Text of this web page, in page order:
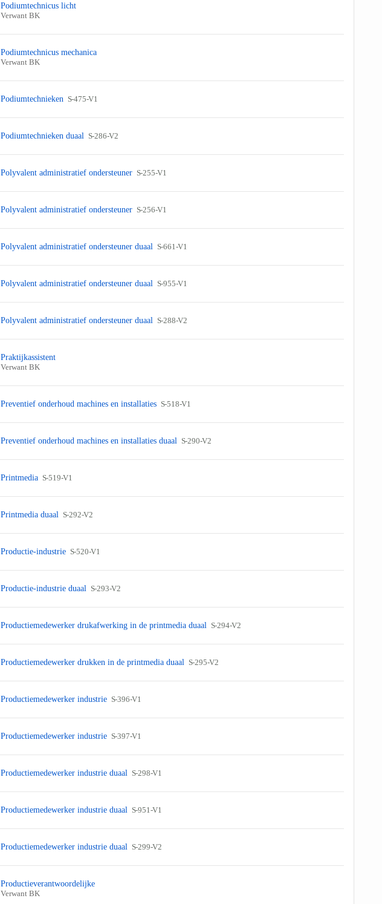
Podiumtechnicus licht
Verwant BK
Podiumtechnicus mechanica
Verwant BK
Podiumtechnieken S-475-V1
Podiumtechnieken duaal S-286-V2
Polyvalent administratief ondersteuner S-255-V1
Polyvalent administratief ondersteuner S-256-V1
Polyvalent administratief ondersteuner duaal S-661-V1
Polyvalent administratief ondersteuner duaal S-955-V1
Polyvalent administratief ondersteuner duaal S-288-V2
Praktijkassistent
Verwant BK
Preventief onderhoud machines en installaties S-518-V1
Preventief onderhoud machines en installaties duaal S-290-V2
Printmedia S-519-V1
Printmedia duaal S-292-V2
Productie-industrie S-520-V1
Productie-industrie duaal S-293-V2
Productiemedewerker drukafwerking in de printmedia duaal S-294-V2
Productiemedewerker drukken in de printmedia duaal S-295-V2
Productiemedewerker industrie S-396-V1
Productiemedewerker industrie S-397-V1
Productiemedewerker industrie duaal S-298-V1
Productiemedewerker industrie duaal S-951-V1
Productiemedewerker industrie duaal S-299-V2
Productieverantwoordelijke
Verwant BK